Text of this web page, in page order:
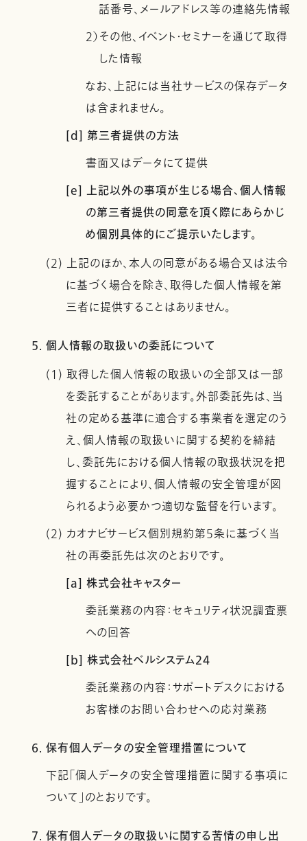
話番号、メールアドレス等の連絡先情報
2）その他、イベント・セミナーを通じて取得
した情報
なお、上記には当社サービスの保存データ
は含まれません。
[d] 第三者提供の方法
書面又はデータにて提供
[e] 上記以外の事項が生じる場合、個人情報
の第三者提供の同意を頂く際にあらかじ
め個別具体的にご提示いたします。
(2) 上記のほか、本人の同意がある場合又は法令
に基づく場合を除き、取得した個人情報を第
三者に提供することはありません。
5. 個人情報の取扱いの委託について
(1) 取得した個人情報の取扱いの全部又は一部
を委託することがあります。外部委託先は、当
社の定める基準に適合する事業者を選定のう
え、個人情報の取扱いに関する契約を締結
し、委託先における個人情報の取扱状況を把
握することにより、個人情報の安全管理が図
られるよう必要かつ適切な監督を行います。
(2) カオナビサービス個別規約第5条に基づく当
社の再委託先は次のとおりです。
[a] 株式会社キャスター
委託業務の内容：セキュリティ状況調査票
への回答
[b] 株式会社ベルシステム24
委託業務の内容：サポートデスクにおける
お客様のお問い合わせへの応対業務
6. 保有個人データの安全管理措置について
下記「個人データの安全管理措置に関する事項に
ついて」のとおりです。
7. 保有個人データの取扱いに関する苦情の申し出